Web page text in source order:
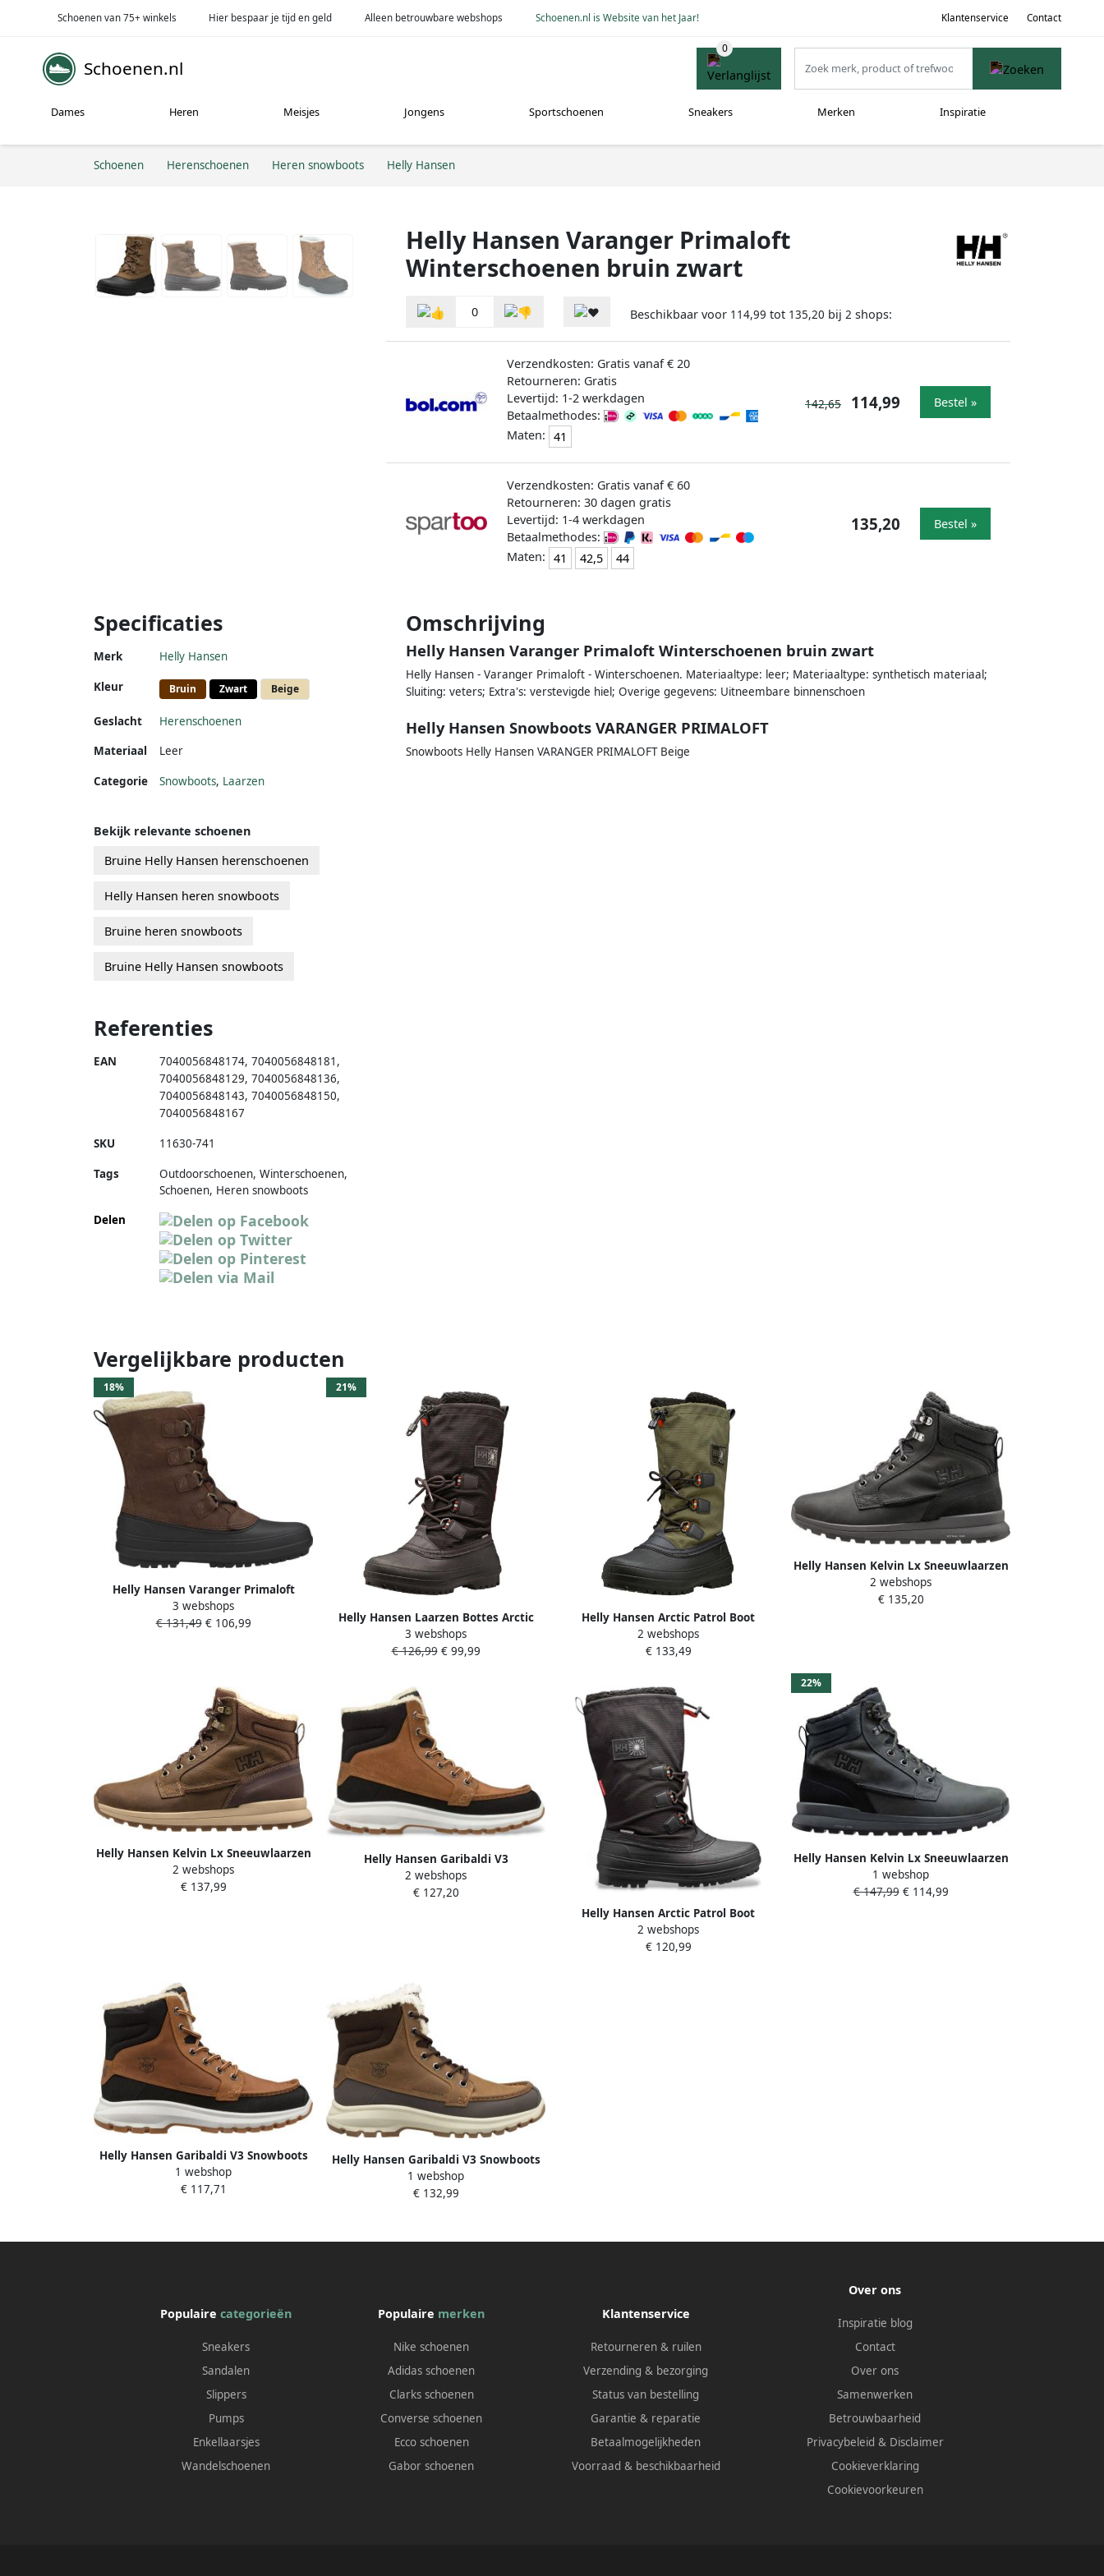
Schoenen van 75+ winkels Hier bespaar je tijd en geld Alleen betrouwbare webshops Schoenen.nl is Website van het Jaar! Klantenservice Contact
Schoenen.nl
Dames Heren Meisjes Jongens Sportschoenen Sneakers Merken Inspiratie
Schoenen Herenschoenen Heren snowboots Helly Hansen
Helly Hansen Varanger Primaloft
Winterschoenen bruin zwart
0 Beschikbaar voor 114,99 tot 135,20 bij 2 shops:
Verzendkosten: Gratis vanaf € 20
Retourneren: Gratis
Levertijd: 1-2 werkdagen
Betaalmethodes:
Maten: 41
142,65 114,99 Bestel »
Verzendkosten: Gratis vanaf € 60
Retourneren: 30 dagen gratis
Levertijd: 1-4 werkdagen
Betaalmethodes:
Maten: 41 42,5 44
135,20 Bestel »
Specificaties
Merk Helly Hansen
Kleur Bruin Zwart Beige
Geslacht
Herenschoenen
Materiaal
Leer
Categorie Snowboots, Laarzen
Omschrijving
Helly Hansen Varanger Primaloft Winterschoenen bruin zwart
Helly Hansen - Varanger Primaloft - Winterschoenen. Materiaaltype: leer; Materiaaltype: synthetisch materiaal;
Sluiting: veters; Extra's: verstevigde hiel; Overige gegevens: Uitneembare binnenschoen
Helly Hansen Snowboots VARANGER PRIMALOFT
Snowboots Helly Hansen VARANGER PRIMALOFT Beige
Bekijk relevante schoenen
Bruine Helly Hansen herenschoenen
Helly Hansen heren snowboots
Bruine heren snowboots
Bruine Helly Hansen snowboots
Referenties
EAN 7040056848174, 7040056848181 ,
7040056848129, 7040056848136,
7040056848143, 7040056848150,
7040056848167
SKU 11630-741
Tags
Outdoorschoenen, Winterschoenen,
Schoenen, Heren snowboots
Delen
Vergelijkbare producten
18%
Helly Hansen Varanger Primaloft
Winterschoenen bruin zwart
3 webshops
€ 131,49€ 106,99
21%
Helly Hansen Laarzen Bottes Arctic
Patrol isolantes et imperméables
3 webshops
€ 126,99€ 99,99
Helly Hansen Arctic Patrol Boot
Winterschoenen olijfgroen zwart
2 webshops
€ 133,49
Helly Hansen Kelvin Lx Sneeuwlaarzen
Zwart 1 2 Man
2 webshops
€ 135,20
Helly Hansen Kelvin Lx Sneeuwlaarzen
Bruin 1 2 Man
2 webshops
€ 137,99
Helly Hansen Garibaldi V3
Wandelschoenen Bruin Man
2 webshops
€ 127,20
Helly Hansen Arctic Patrol Boot
Winterschoenen zwart
2 webshops
€ 120,99
22%
Helly Hansen Kelvin Lx Sneeuwlaarzen
Zwart 1 2 Man
1 webshop
€ 147,99€ 114,99
Helly Hansen Garibaldi V3 Snowboots
Mannen bruin zwart
1 webshop
€ 117,71
Helly Hansen Garibaldi V3 Snowboots
Mannen bruin grijs wit
1 webshop
€ 132,99
Populairecategorieën
Sneakers
Sandalen
Slippers
Pumps
Enkellaarsjes
Wandelschoenen
Populaire merken
Nike schoenen
Adidas schoenen
Clarks schoenen
Converse schoenen
Ecco schoenen
Gabor schoenen
Klantenservice
Retourneren & ruilen
Verzending & bezorging
Status van bestelling
Garantie & reparatie
Betaalmogelijkheden
Voorraad & beschikbaarheid
Over ons
Inspiratie blog
Contact
Over ons
Samenwerken
Betrouwbaarheid
Privacybeleid & Disclaimer
Cookieverklaring
Cookievoorkeuren